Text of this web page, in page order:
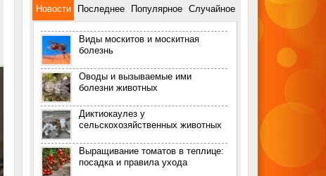
Новости Последнее Популярное Случайное
Виды москитов и москитная
болезнь
Оводы и вызываемые ими
болезни животных
Диктиокаулез у
сельскохозяйственных животных
Выращивание томатов в теплице:
посадка и правила ухода